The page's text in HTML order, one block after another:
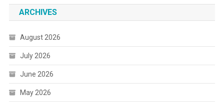
ARCHIVES
August 2026
July 2026
June 2026
May 2026